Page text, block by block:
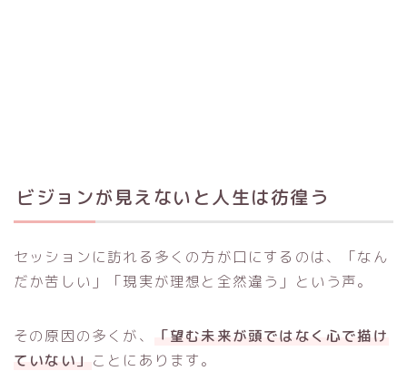
ビジョンが見えないと人生は彷徨う
セッションに訪れる多くの方が口にするのは、「なん
だか苦しい」「現実が理想と全然違う」という声。
その原因の多くが、
「望む未来が頭ではなく心で描け
ていない」 ことにあります。